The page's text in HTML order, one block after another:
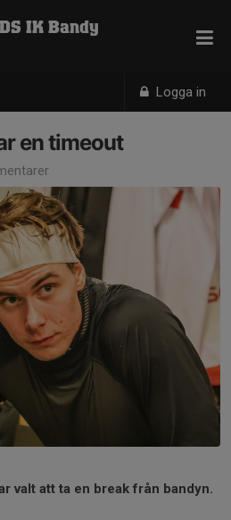
Logga in
IK Bandy
en timeout
valt att ta en break från bandyn.